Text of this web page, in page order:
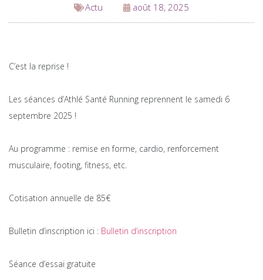
Actu août 18, 2025
C’est la reprise !
Les séances d’Athlé Santé Running reprennent le samedi 6
septembre 2025 !
Au programme : remise en forme, cardio, renforcement
musculaire, footing, fitness, etc.
Cotisation annuelle de 85€
Bulletin d’inscription ici : Bulletin d’inscription
Séance d’essai gratuite